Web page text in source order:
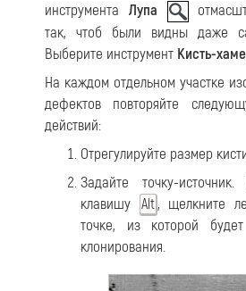
инструмента Лупа
так, чтоб были видны даже
Выберите инструмент Кисть-
На каждом отдельном участке
дефектов повторяйте
действий:
Отрегулируйте размер
Задайте точку-
клавишу Alt, щелкните
точке, из которой
клонирования.